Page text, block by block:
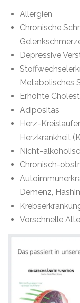
Allergien
Chronische
Depressive
Metabolisches
Erhöhte
Adipositas
Herz-
Herzkrankheit
Nicht-
Chronisch-
Demenz,
Vorschnelle